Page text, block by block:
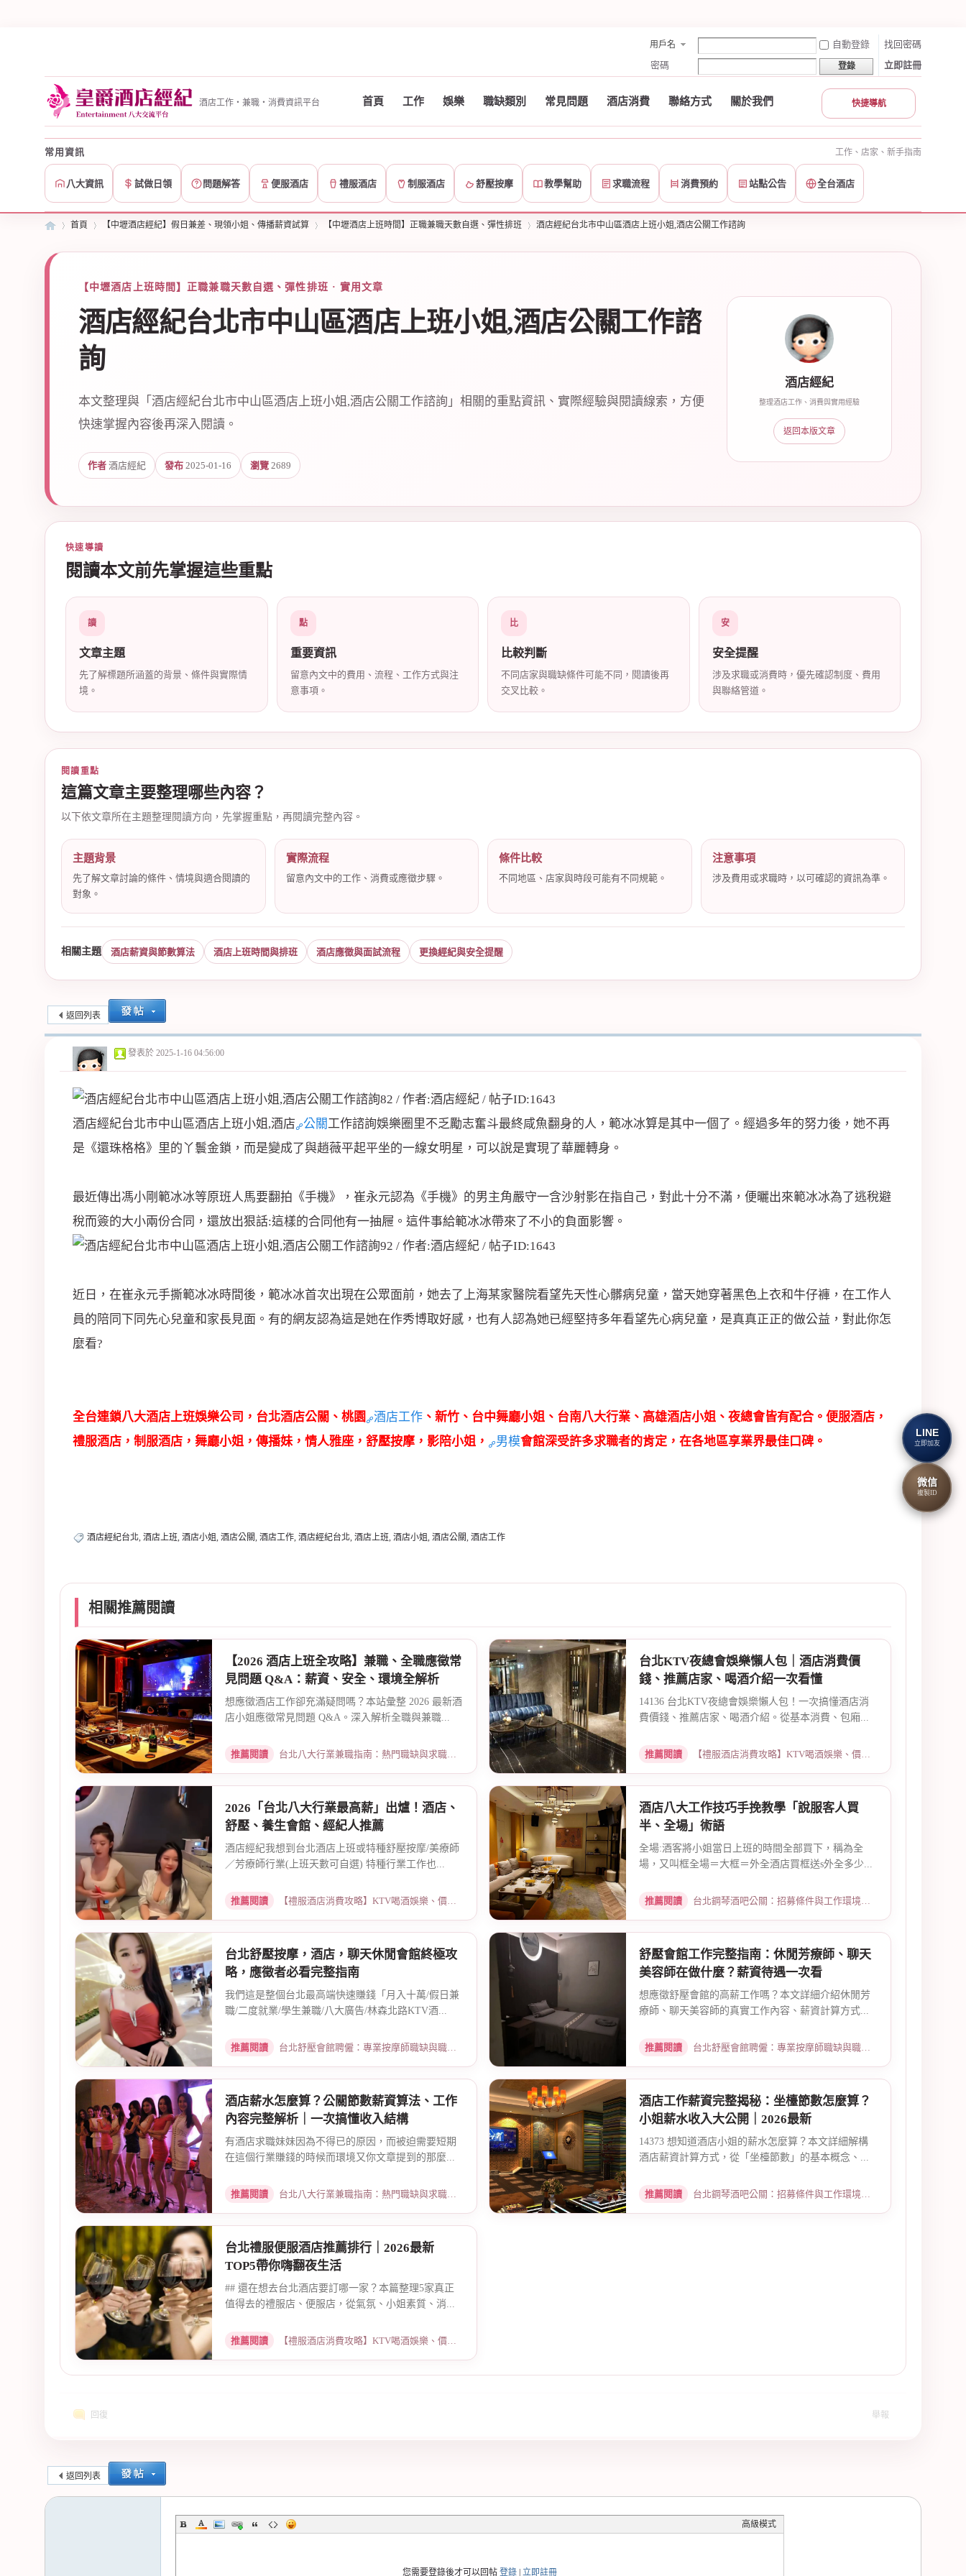
用戶名 自動登錄
找回密碼
密碼
登錄 立即註冊
酒店工作・兼職・消費資訊平台 首頁 工作 娛樂 職缺類別 常見問題 酒店消費 聯絡方式 關於我們 快捷導航
常用資訊 工作、店家、新手指南
八大資訊 試做日領 問題解答 便服酒店 禮服酒店 制服酒店 舒壓按摩 教學幫助 求職流程 消費預約 站點公告 全台酒店
店
紀
首頁
›
【中壢酒店經紀】假日兼差、現領小姐、傳播薪資試算
›
【中壢酒店上班時間】正職兼職天數自選、彈性排班 酒店經紀台北市中山區酒店上班小姐,酒店公關工作諮詢
【中壢酒店上班時間】正職兼職天數自選、彈性排班 · 實用文章
酒店經紀台北市中山區酒店上班小姐,酒店公關工作諮
詢
本文整理與「酒店經紀台北市中山區酒店上班小姐,酒店公關工作諮詢」相關的重點資訊、實際經驗與閱讀線索，方便
快速掌握內容後再深入閱讀。
作者 酒店經紀 發布 2025-01-16 瀏覽 2689
酒店經紀
整理酒店工作、消費與實用經驗
返回本版文章
快速導讀
閱讀本文前先掌握這些重點
讀
文章主題
先了解標題所涵蓋的背景、條件與實際情
境。
點
重要資訊
留意內文中的費用、流程、工作方式與注
意事項。
比
比較判斷
不同店家與職缺條件可能不同，閱讀後再
交叉比較。
安
安全提醒
涉及求職或消費時，優先確認制度、費用
與聯絡管道。
閱讀重點
這篇文章主要整理哪些內容？
以下依文章所在主題整理閱讀方向，先掌握重點，再閱讀完整內容。
主題背景
先了解文章討論的條件、情境與適合閱讀的
對象。
實際流程
留意內文中的工作、消費或應徵步驟。
條件比較
不同地區、店家與時段可能有不同規範。
注意事項
涉及費用或求職時，以可確認的資訊為準。
相關主題 酒店薪資與節數算法 酒店上班時間與排班 酒店應徵與面試流程 更換經紀與安全提醒
返回列表
發表於 2025-1-16 04:56:00
酒店經紀台北市中山區酒店上班小姐,酒店 公關工作諮詢娛樂圈里不乏勵志奮斗最終咸魚翻身的人，範冰冰算是其中一個了。經過多年的努力後，她不再
是《還珠格格》里的丫鬟金鎖，而是變成了與趙薇平起平坐的一線女明星，可以說是實現了華麗轉身。
最近傳出馮小剛範冰冰等原班人馬要翻拍《手機》，崔永元認為《手機》的男主角嚴守一含沙射影在指自己，對此十分不滿，便曬出來範冰冰為了逃稅避
稅而簽的大小兩份合同，還放出狠話:這樣的合同他有一抽屜。這件事給範冰冰帶來了不小的負面影響。
近日，在崔永元手撕範冰冰時間後，範冰冰首次出現在公眾面前，她去了上海某家醫院看望先天性心髒病兒童，當天她穿著黑色上衣和牛仔褲，在工作人
員的陪同下同先心兒童和家長見面。有的網友認為這是她在作秀博取好感，也有人認為她已經堅持多年看望先心病兒童，是真真正正的做公益，對此你怎
麼看?
全台連鎖八大酒店上班娛樂公司，台北酒店公關、桃園 酒店工作 、新竹、台中舞廳小姐、台南八大行業、高雄酒店小姐、夜總會皆有配合。便服酒店，
禮服酒店，制服酒店，舞廳小姐，傳播妹，情人雅座，舒壓按摩，影陪小姐，
男模會館深受許多求職者的肯定，在各地區享業界最佳口碑。
酒店經紀台北, 酒店上班, 酒店小姐, 酒店公關, 酒店工作, 酒店經紀台北, 酒店上班, 酒店小姐, 酒店公關, 酒店工作
相關推薦閱讀
【2026 酒店上班全攻略】兼職、全職應徵常
見問題 Q&A：薪資、安全、環境全解析
想應徵酒店工作卻充滿疑問嗎？本站彙整 2026 最新酒
店小姐應徵常見問題 Q&A。深入解析全職與兼職...
推薦閱讀 台北八大行業兼職指南：熱門職缺與求職須知 · 2026-03-09
台北KTV夜總會娛樂懶人包｜酒店消費價
錢、推薦店家、喝酒介紹一次看懂
14136 台北KTV夜總會娛樂懶人包！一次搞懂酒店消
費價錢、推薦店家、喝酒介紹。從基本消費、包廂...
推薦閱讀 【禮服酒店消費攻略】KTV喝酒娛樂、價格試算 · 2026-03-16
2026「台北八大行業最高薪」出爐！酒店、
舒壓、養生會館、經紀人推薦
酒店經紀我想到台北酒店上班或特種舒壓按摩/美療師
／芳療師行業(上班天數可自選) 特種行業工作也...
推薦閱讀 【禮服酒店消費攻略】KTV喝酒娛樂、價格試算 · 2026-01-15
酒店八大工作技巧手挽教學「說服客人買
半、全場」術語
全場:酒客將小姐當日上班的時間全部買下，稱為全
場，又叫框全場＝大框＝外全酒店買框送s外全多少...
推薦閱讀 台北鋼琴酒吧公關：招募條件與工作環境介紹 · 2026-03-26
台北舒壓按摩，酒店，聊天休閒會館終極攻
略，應徵者必看完整指南
我們這是整個台北最高端快速賺錢「月入十萬/假日兼
職/二度就業/學生兼職/八大廣告/林森北路KTV酒...
推薦閱讀 台北舒壓會館聘僱：專業按摩師職缺與職涯規劃 · 2026-01-07
舒壓會館工作完整指南：休閒芳療師、聊天
美容師在做什麼？薪資待遇一次看
想應徵舒壓會館的高薪工作嗎？本文詳細介紹休閒芳
療師、聊天美容師的真實工作內容、薪資計算方式...
推薦閱讀 台北舒壓會館聘僱：專業按摩師職缺與職涯規劃 · 2026-03-09
酒店薪水怎麼算？公關節數薪資算法、工作
內容完整解析｜一次搞懂收入結構
有酒店求職妹妹因為不得已的原因，而被迫需要短期
在這個行業賺錢的時候而環境又你文章提到的那麼...
推薦閱讀 台北八大行業兼職指南：熱門職缺與求職須知 · 2026-02-13
酒店工作薪資完整揭秘：坐檯節數怎麼算？
小姐薪水收入大公開｜2026最新
14373 想知道酒店小姐的薪水怎麼算？本文詳細解構
酒店薪資計算方式，從「坐檯節數」的基本概念、...
推薦閱讀 台北鋼琴酒吧公關：招募條件與工作環境介紹 · 2026-03-09
台北禮服便服酒店推薦排行｜2026最新
TOP5帶你嗨翻夜生活
## 還在想去台北酒店要訂哪一家？本篇整理5家真正
值得去的禮服店、便服店，從氣氛、小姐素質、消...
推薦閱讀 【禮服酒店消費攻略】KTV喝酒娛樂、價格試算 · 2026-05-08
回復 舉報
返回列表
高級模式
您需要登錄後才可以回帖 登錄 立即註冊
LINE
立即加友
微信
複製ID